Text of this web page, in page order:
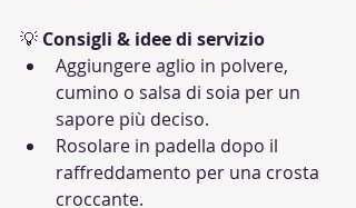
💡 Consigli & idee di servizio
Aggiungere aglio in polvere,
cumino o salsa di soia per un
sapore più deciso.
Rosolare in padella dopo il
raffreddamento per una crosta
croccante.